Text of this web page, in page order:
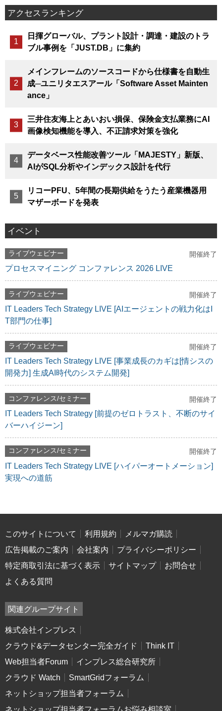
アクセスランキング
日揮グローバル、プラント設計・調達・建設のトラ
ブル事例を「JUST.DB」に集約
メインフレームのソースコードから仕様書を自動生
成─ユニリタエスアール「Software Asset Mainten
ance」
三井住友海上とあいおい損保、保険金支払業務にAI
画像検知機能を導入、不正請求対策を強化
データベース性能改善ツール「MAJESTY」新版、
AIがSQL分析やインデックス設計を代行
リコーPFU、5年間の長期供給をうたう産業機器用
マザーボードを発表
イベント
ライブウェビナー 開催終了
プロセスマイニング コンファレンス 2026 LIVE
ライブウェビナー 開催終了
IT Leaders Tech Strategy LIVE [AIエージェントの戦力化はI
T部門の仕事]
ライブウェビナー 開催終了
IT Leaders Tech Strategy LIVE [事業成長のカギは[情シスの
開発力] 生成AI時代のシステム開発]
コンファレンス/セミナー 開催終了
IT Leaders Tech Strategy [前提のゼロトラスト、不断のサイ
バーハイジーン]
コンファレンス/セミナー 開催終了
IT Leaders Tech Strategy LIVE [ハイパーオートメーション]
実現への道筋
このサイトについて 利用規約
メルマガ購読
広告掲載のご案内
会社案内
プライバシーポリシー
特定商取引法に基づく表示
サイトマップ
お問合せ
よくある質問
関連グループサイト
株式会社インプレス
クラウド&データセンター完全ガイド
Think IT
Web担当者Forum
インプレス総合研究所
クラウド Watch
SmartGridフォーラム
ネットショップ担当者フォーラム
ネットショップ担当者フォーラムお悩み相談室